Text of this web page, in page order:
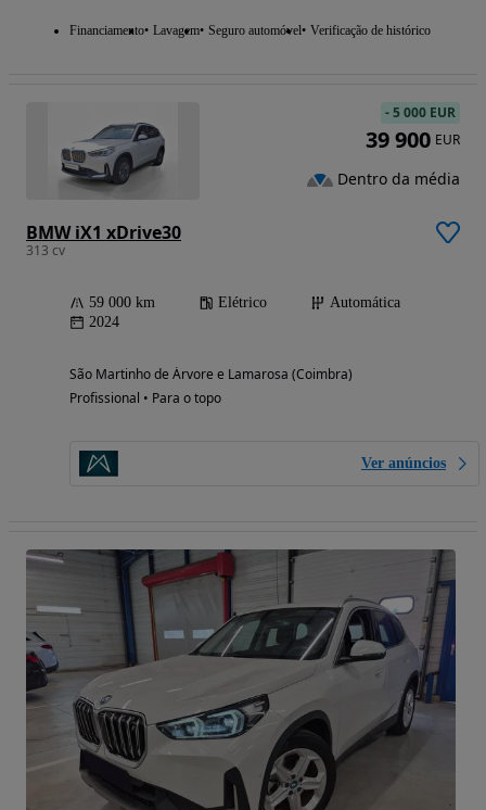
Financiamento Lavagem Seguro automóvel Verificação de histórico
BMW iX1 xDrive30
313 cv
59 000 km Elétrico
Automática
2024
São Martinho de Árvore e Lamarosa (Coimbra)
Profissional • Para o topo
Ver anúncios
-5 000 EUR
39 900 EUR
Dentro da média